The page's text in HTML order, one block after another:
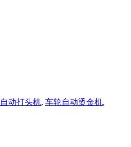
动打头机, 车轮自动烫金机,